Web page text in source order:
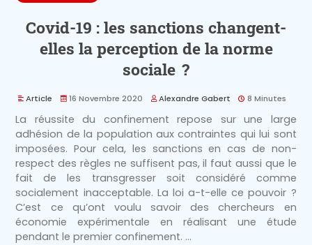
Covid-19 : les sanctions changent-
elles la perception de la norme
sociale ?
Article 16 Novembre 2020 Alexandre Gabert 8 Minutes
La réussite du confinement repose sur une large
adhésion de la population aux contraintes qui lui sont
imposées. Pour cela, les sanctions en cas de non-
respect des règles ne suffisent pas, il faut aussi que le
fait de les transgresser soit considéré comme
socialement inacceptable. La loi a-t-elle ce pouvoir ?
C’est ce qu’ont voulu savoir des chercheurs en
économie expérimentale en réalisant une étude
pendant le premier confinement. ...